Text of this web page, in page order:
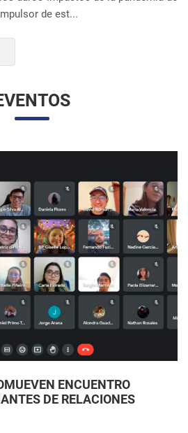
ENCUENTRO
DE RELACIONES
Zanin de Moraes
estudiantes de la carrera de
Administración de la Universidad
(UNAM) re...